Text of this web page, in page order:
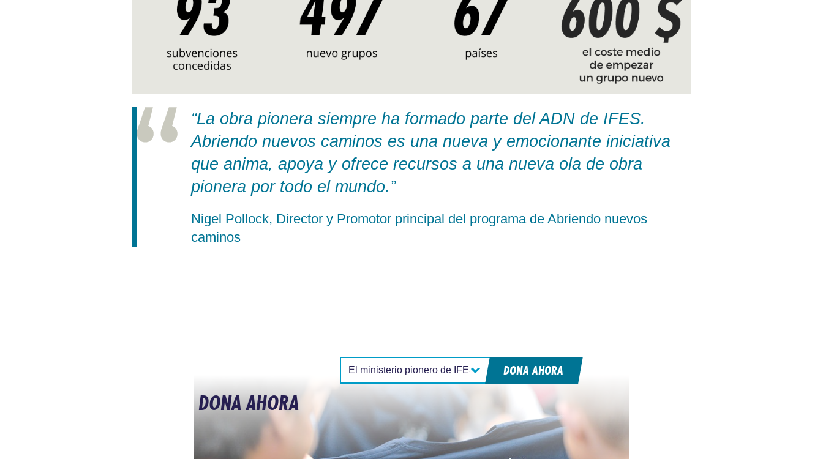
“La obra pionera siempre ha formado parte del ADN de IFES.
Abriendo nuevos caminos es una nueva y emocionante iniciativa
que anima, apoya y ofrece recursos a una nueva ola de obra
pionera por todo el mundo.”
Nigel Pollock, Director y Promotor principal del programa de Abriendo nuevos
caminos
DONA AHORA
Select: DONA AHORA